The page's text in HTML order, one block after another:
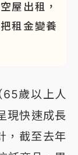
屋出租，
租金變養
歲以上人
現快速成長
，截至去年